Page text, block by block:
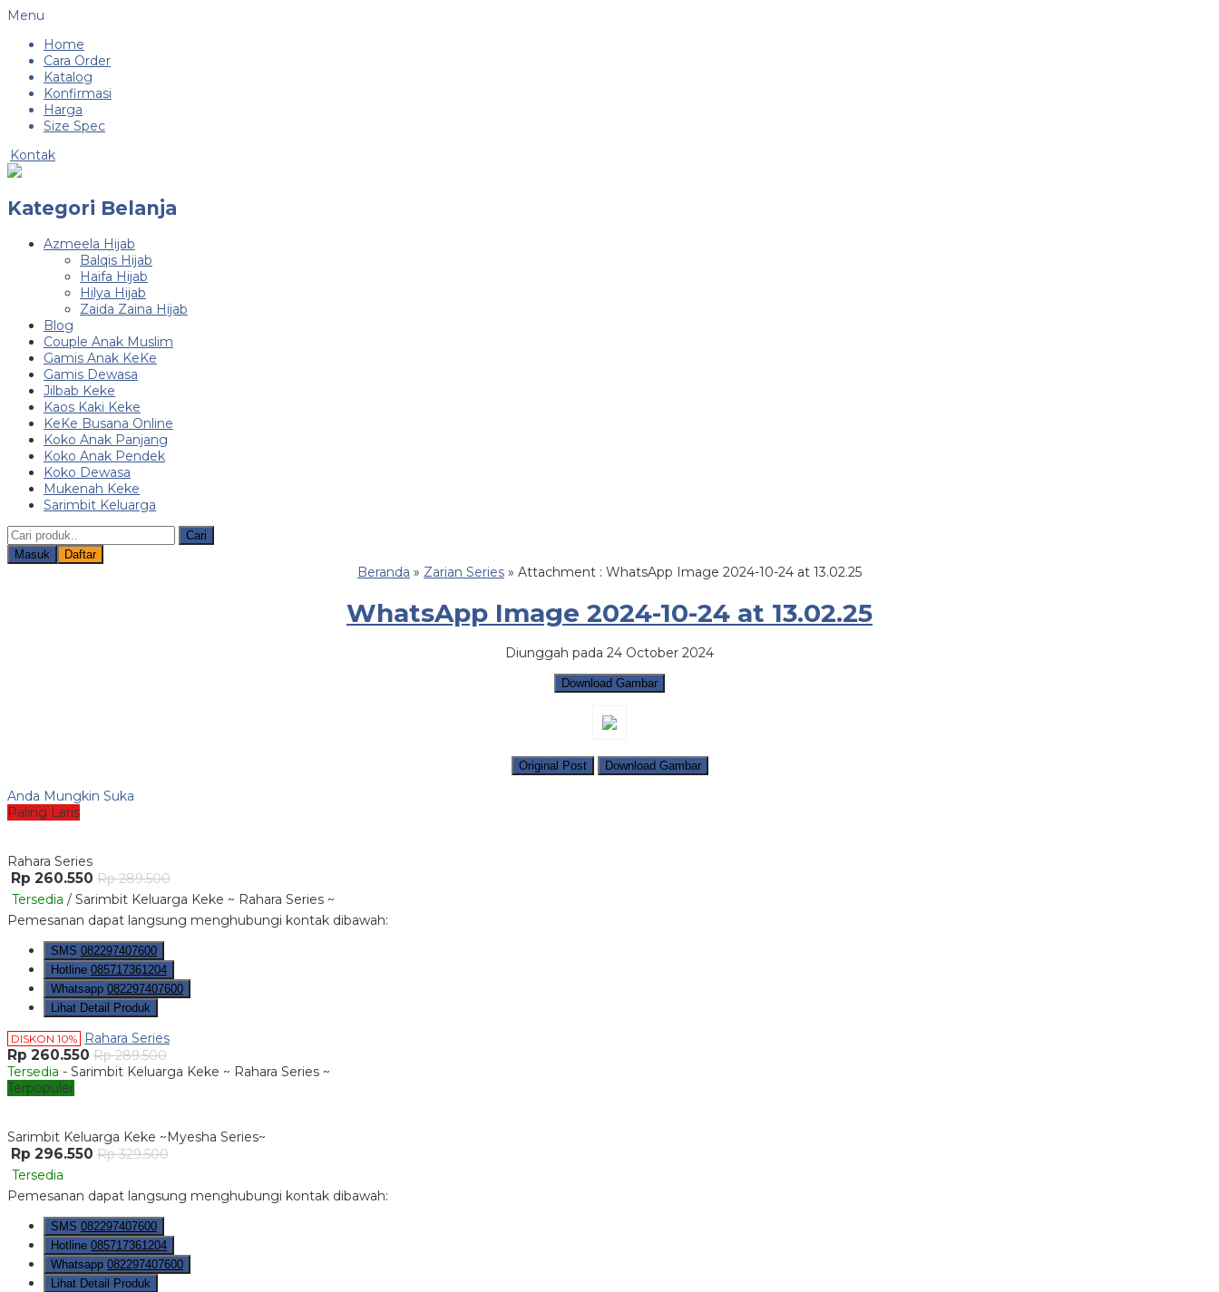
Menu
Home
Cara Order
Katalog
Konfirmasi
Harga
Size Spec
Kontak
Kategori Belanja
Azmeela Hijab
Balqis Hijab
Haifa Hijab
Hilya Hijab
Zaida Zaina Hijab
Blog
Couple Anak Muslim
Gamis Anak KeKe
Gamis Dewasa
Jilbab Keke
Kaos Kaki Keke
KeKe Busana Online
Koko Anak Panjang
Koko Anak Pendek
Koko Dewasa
Mukenah Keke
Sarimbit Keluarga
Cari
Masuk
Daftar
Beranda » Zarian Series » Attachment : WhatsApp Image 2024-10-24 at 13.02.25
WhatsApp Image 2024-10-24 at 13.02.25
Diunggah pada 24 October 2024
Download Gambar
Original Post Download Gambar
Anda Mungkin Suka
Paling Laris
Rahara Series
Rp 260.550 Rp 289.500
Tersedia / Sarimbit Keluarga Keke ~ Rahara Series ~
Pemesanan dapat langsung menghubungi kontak dibawah:
SMS 082297407600
Hotline 085717361204
Whatsapp 082297407600
Lihat Detail Produk
DISKON 10% Rahara Series
Rp 260.550 Rp 289.500
Tersedia - Sarimbit Keluarga Keke ~ Rahara Series ~
Terpopuler
Sarimbit Keluarga Keke ~Myesha Series~
Rp 296.550 Rp 329.500
Tersedia
Pemesanan dapat langsung menghubungi kontak dibawah:
SMS 082297407600
Hotline 085717361204
Whatsapp 082297407600
Lihat Detail Produk